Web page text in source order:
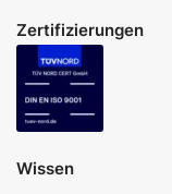
Zertifizierungen
Wissen